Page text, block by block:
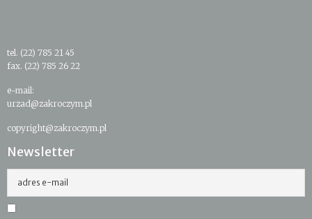
tel. (22) 785 21 45
fax. (22) 785 26 22
e-mail:
urzad@zakroczym.pl
copyright@zakroczym.pl
Newsletter
adres e-mail